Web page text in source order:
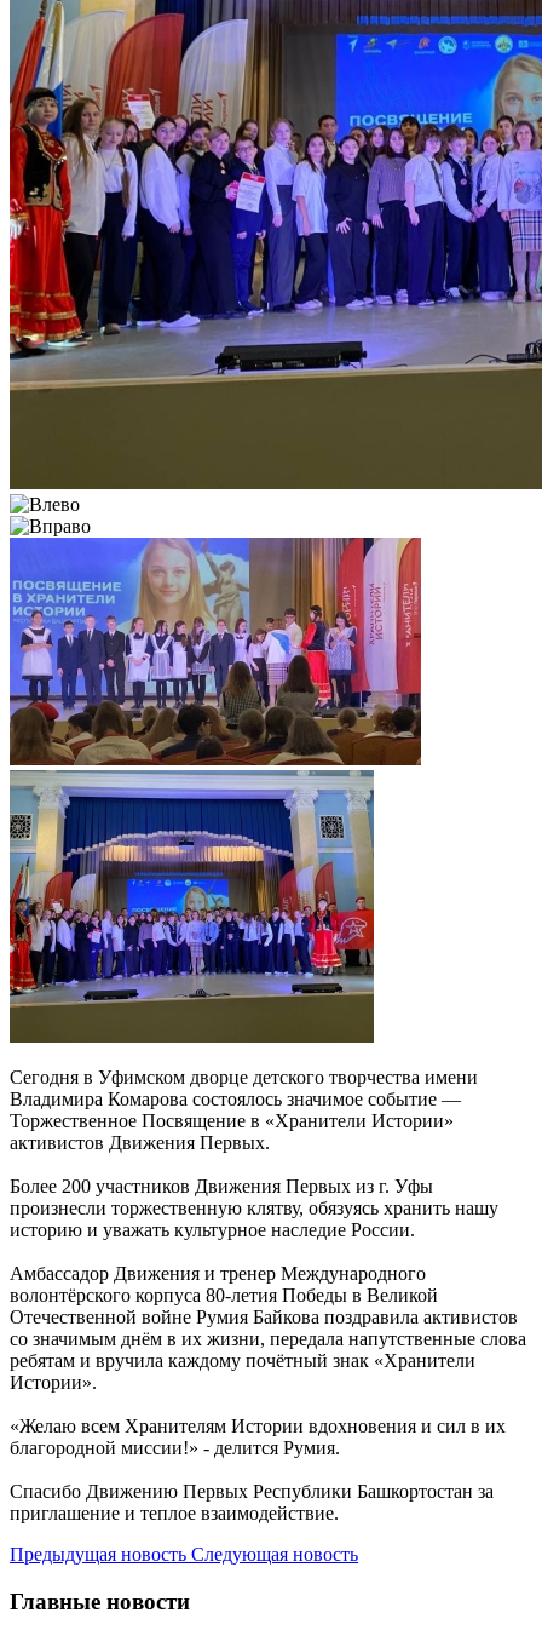
Сегодня в Уфимском дворце детского творчества имени
Владимира Комарова состоялось значимое событие —
Торжественное Посвящение в «Хранители Истории»
активистов Движения Первых.
Более 200 участников Движения Первых из г. Уфы
произнесли торжественную клятву, обязуясь хранить нашу
историю и уважать культурное наследие России.
Амбассадор Движения и тренер Международного
волонтёрского корпуса 80-летия Победы в Великой
Отечественной войне Румия Байкова поздравила активистов
со значимым днём в их жизни, передала напутственные слова
ребятам и вручила каждому почётный знак «Хранители
Истории».
«Желаю всем Хранителям Истории вдохновения и сил в их
благородной миссии!» - делится Румия.
Спасибо Движению Первых Республики Башкортостан за
приглашение и теплое взаимодействие.
Предыдущая новость Следующая новость
Главные новости